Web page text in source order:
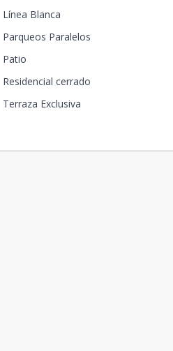
Línea Blanca
Parqueos Paralelos
Patio
Residencial cerrado
Terraza Exclusiva